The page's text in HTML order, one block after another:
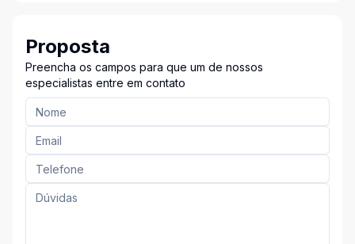
Proposta
Preencha os campos para que um de nossos
especialistas entre em contato